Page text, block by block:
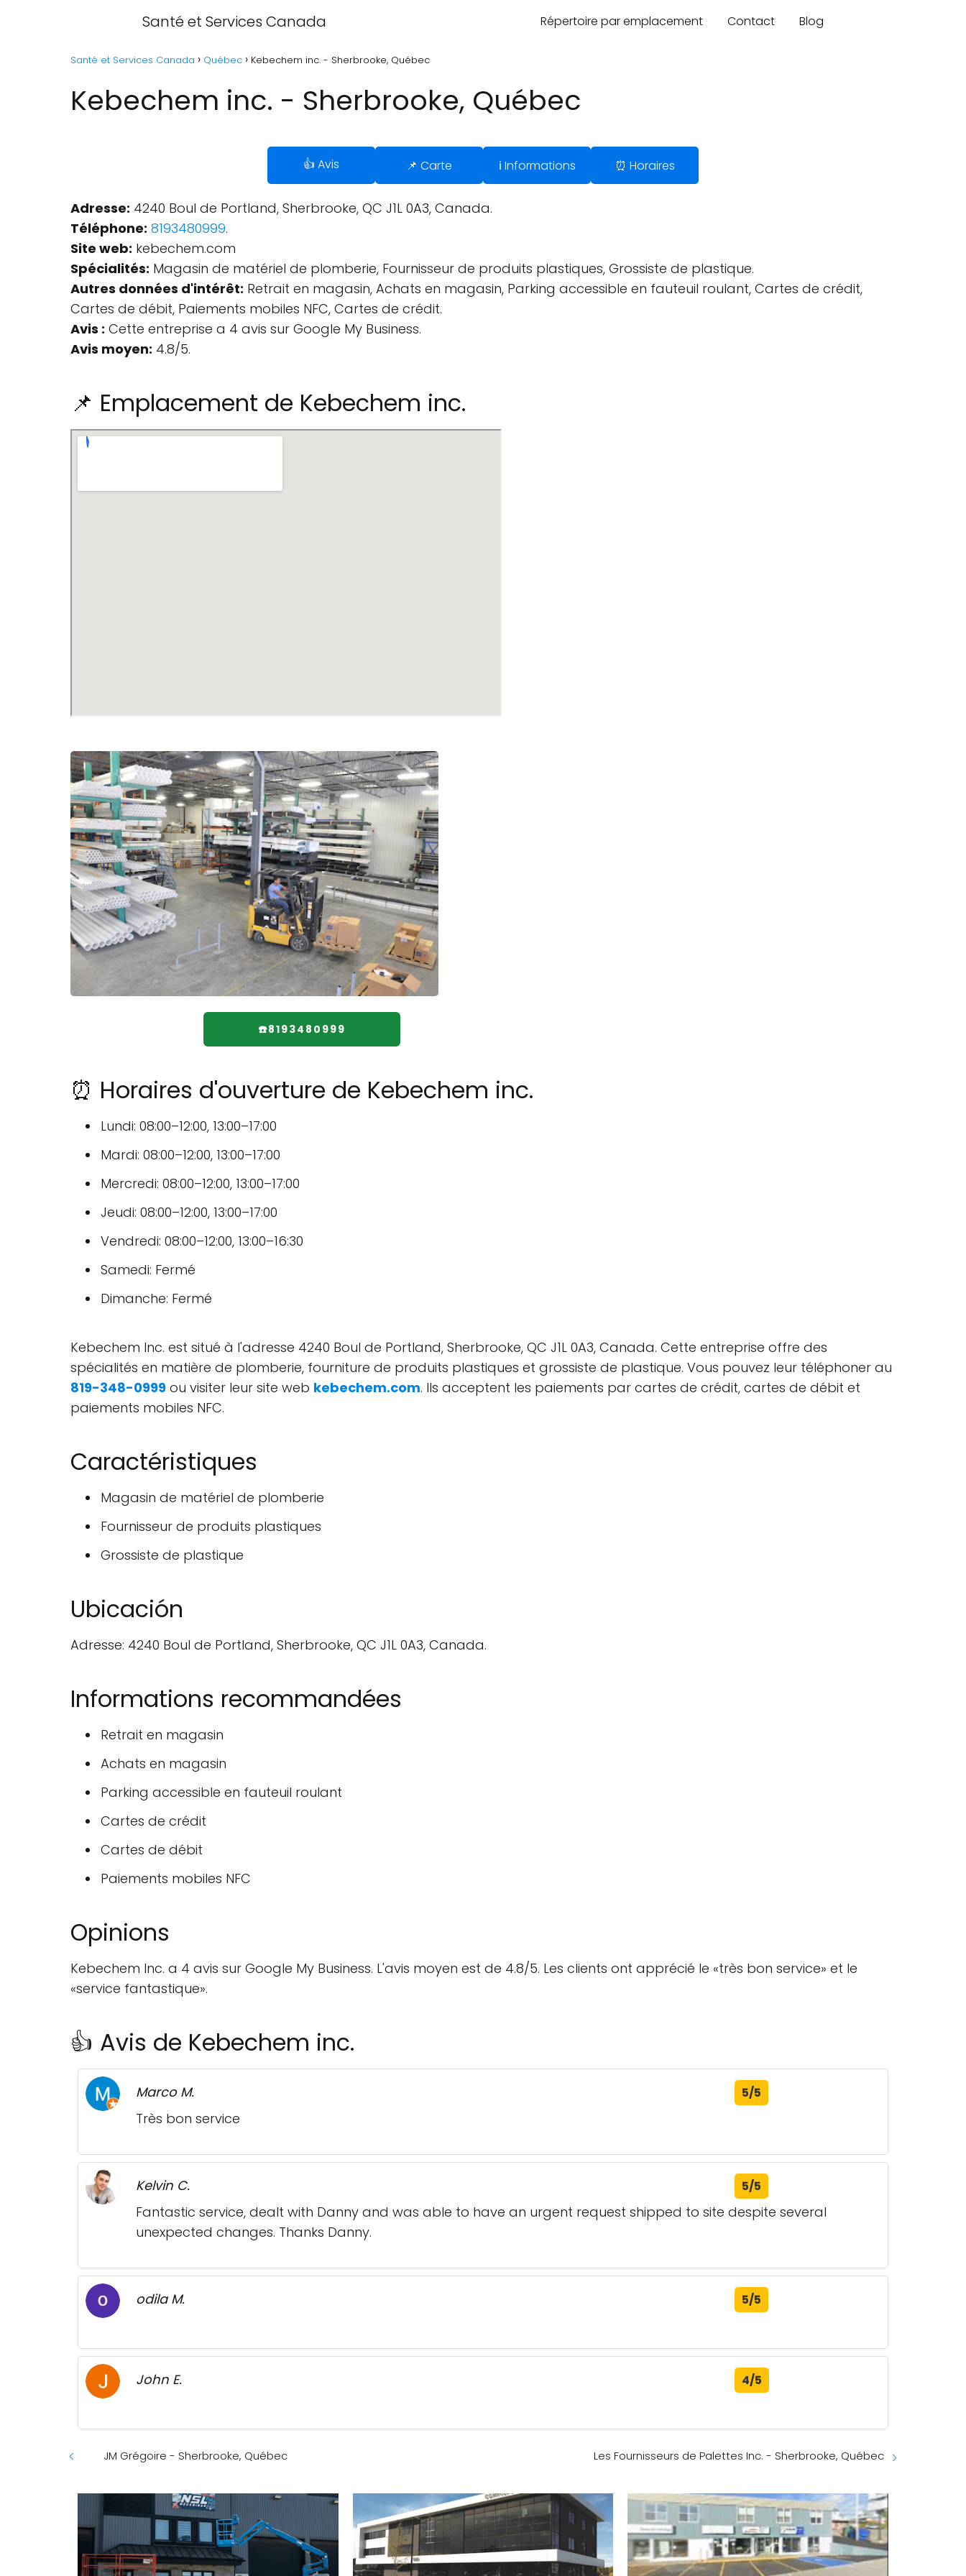
Santé et Services Canada Répertoire par emplacement Contact Blog
Santé et Services Canada Québec Kebechem inc. - Sherbrooke, Québec
Kebechem inc. - Sherbrooke, Québec
👍 Avis 📌 Carte ℹ️ Informations ⏰ Horaires
Adresse: 4240 Boul de Portland, Sherbrooke, QC J1L 0A3, Canada.
Téléphone: 8193480999.
Site web: kebechem.com
Spécialités: Magasin de matériel de plomberie, Fournisseur de produits plastiques, Grossiste de plastique.
Autres données d'intérêt: Retrait en magasin, Achats en magasin, Parking accessible en fauteuil roulant, Cartes de crédit,
Cartes de débit, Paiements mobiles NFC, Cartes de crédit.
Avis : Cette entreprise a 4 avis sur Google My Business.
Avis moyen: 4.8/5.
📌 Emplacement de Kebechem inc.
☎️8193480999
⏰ Horaires d'ouverture de Kebechem inc.
Lundi: 08:00–12:00, 13:00–17:00
Mardi: 08:00–12:00, 13:00–17:00
Mercredi: 08:00–12:00, 13:00–17:00
Jeudi: 08:00–12:00, 13:00–17:00
Vendredi: 08:00–12:00, 13:00–16:30
Samedi: Fermé
Dimanche: Fermé
Kebechem Inc. est situé à l'adresse 4240 Boul de Portland, Sherbrooke, QC J1L 0A3, Canada. Cette entreprise offre des
spécialités en matière de plomberie, fourniture de produits plastiques et grossiste de plastique. Vous pouvez leur téléphoner au
819-348-0999 ou visiter leur site web kebechem.com. Ils acceptent les paiements par cartes de crédit, cartes de débit et
paiements mobiles NFC.
Caractéristiques
Magasin de matériel de plomberie
Fournisseur de produits plastiques
Grossiste de plastique
Ubicación
Adresse: 4240 Boul de Portland, Sherbrooke, QC J1L 0A3, Canada.
Informations recommandées
Retrait en magasin
Achats en magasin
Parking accessible en fauteuil roulant
Cartes de crédit
Cartes de débit
Paiements mobiles NFC
Opinions
Kebechem Inc. a 4 avis sur Google My Business. L'avis moyen est de 4.8/5. Les clients ont apprécié le «très bon service» et le
«service fantastique».
👍 Avis de Kebechem inc.
Marco M. 5/5
Très bon service
Kelvin C. 5/5
Fantastic service, dealt with Danny and was able to have an urgent request shipped to site despite several
unexpected changes. Thanks Danny.
odila M. 5/5
John E. 4/5
JM Grégoire - Sherbrooke, Québec Les Fournisseurs de Palettes Inc. - Sherbrooke, Québec